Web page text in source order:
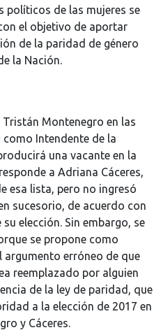
políticos de las mujeres se
el objetivo de aportar
de la paridad de género
la Nación.
Montenegro en las
como Intendente de la
una vacante en la
a Adriana Cáceres,
esa lista, pero no ingresó
sucesorio, de acuerdo con
elección. Sin embargo, se
se propone como
argumento erróneo de que
reemplazado por alguien
de la ley de paridad, que
a la elección de 2017 en
y Cáceres.